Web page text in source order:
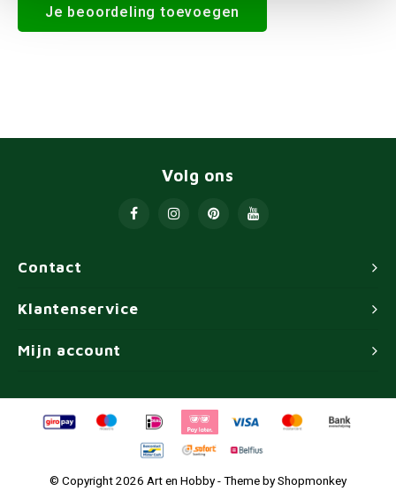
Je beoordeling toevoegen
Contact
Volg ons
Klantenservice
Mijn account
© Copyright 2026 Art en Hobby - Theme byShopmonkey